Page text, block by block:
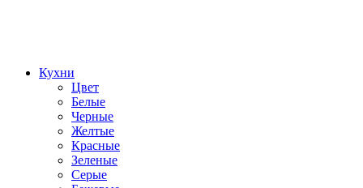
Кухни
Цвет
Белые
Черные
Желтые
Красные
Зеленые
Серые